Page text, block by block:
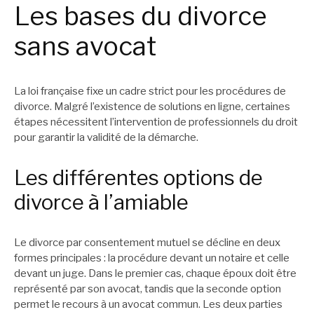
Les bases du divorce
sans avocat
La loi française fixe un cadre strict pour les procédures de
divorce. Malgré l’existence de solutions en ligne, certaines
étapes nécessitent l’intervention de professionnels du droit
pour garantir la validité de la démarche.
Les différentes options de
divorce à l’amiable
Le divorce par consentement mutuel se décline en deux
formes principales : la procédure devant un notaire et celle
devant un juge. Dans le premier cas, chaque époux doit être
représenté par son avocat, tandis que la seconde option
permet le recours à un avocat commun. Les deux parties